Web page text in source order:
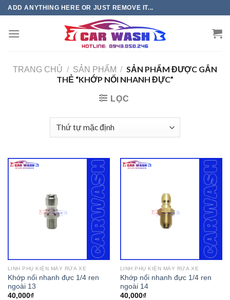
Chuyển
phần
ADD ANYTHING HERE OR JUST REMOVE IT...
TRANG CHỦ / SẢN PHẨM / SẢN PHẨM ĐƯỢC GẮN
THẺ “KHỚP NỐI NHANH ĐỰC”
LỌC
LINH PHỤ KIỆN MÁY RỬA XE
Khớp nối nhanh đực 1/4 ren
ngoài 13
40,000₫
LINH PHỤ KIỆN MÁY RỬA XE
Khớp nối nhanh đực 1/4 ren
ngoài 14
40,000₫